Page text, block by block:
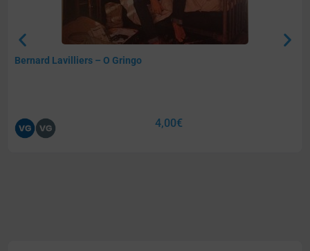
Bernard Lavilliers – O Gringo
4,00€